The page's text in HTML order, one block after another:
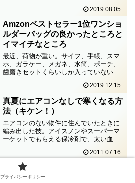
に同じ商品が見つからない。きっとヒッ
ト商品に違いない。日を改めて何度か行
ってみたけれども、あれ...
2019.08.05
Amzonベストセラー1位ワンショ
ルダーバッグの良かったところと
イマイチなところ
最近、荷物が重い。サイフ、手帳、スマ
ホ、ガラケー、メガネ、水筒、ポーチ、
歯磨きセットくらいしか入っていないの
り際に夕食の材料を買ってくると、もっ
と重くなる。そもそも、バッグ本体が重
すぎるのではないのだろう...
2019.12.15
真夏にエアコンなしで寒くなる方
法（キケン！）
エアコンのない物件に住んでいたときに
編み出した技。アイスノンやスーパーマ
ーケットでもらえる保冷剤で、太い血管
脇の下、ももの付け根、首の内側を冷や
すのは基本中の基本。あと、ヒザ裏にあ
てるのも効く。神経痛の方...
2011.07.16
キッチン用掛け時計の条件とは
キッチンの壁掛け時計がついに止まるキ
プライバシーポリシー